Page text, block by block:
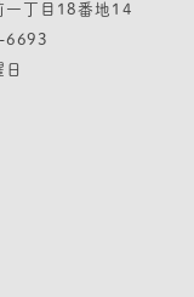
一丁目18番地14